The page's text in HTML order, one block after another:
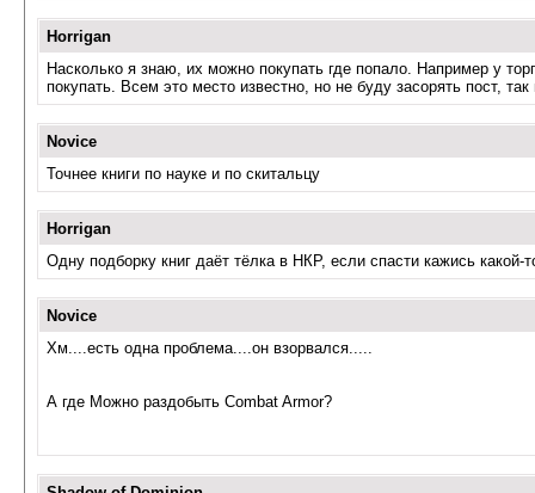
Horrigan
Насколько я знаю, их можно покупать где попало. Например у
покупать. Всем это место известно, но не буду засорять пост,
Novice
Точнее книги по науке и по скитальцу
Horrigan
Одну подборку книг даёт тёлка в НКР, если спасти кажись какой-
Novice
Хм....есть одна проблема....он взорвался.....
А где Можно раздобыть Combat Armor?